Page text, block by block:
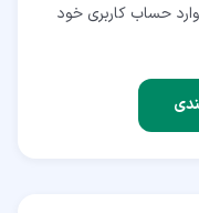
وارد حساب کاربری خود